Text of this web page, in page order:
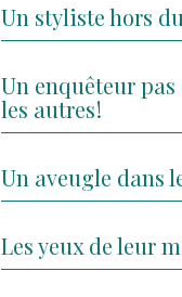
Un styliste hors
Un enquêteur pas
les autres !
Un aveugle dans
Les yeux de leur